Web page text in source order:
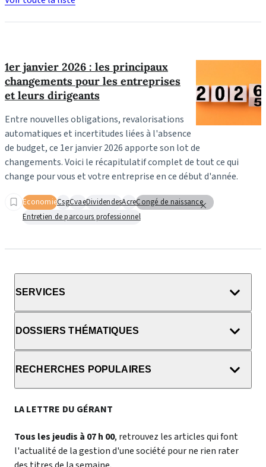
1er janvier 2026 : les principaux
changements pour les entreprises
et leurs dirigeants
Entre nouvelles obligations, revalorisations
automatiques et incertitudes liées à l'absence
de budget, ce 1er janvier 2026 apporte son lot de
changements.Voici le récapitulatif complet de tout ce qui
change pour vous et votre entreprise en ce début d'année.
EconomieCsgCvaeDividendesAcreCongé de naissance
Entretien de parcours professionnel
SERVICES
DOSSIERS THÉMATIQUES
RECHERCHES POPULAIRES
LA LETTRE DU GÉRANT
Tous les jeudis à 07 h 00, retrouvez les articles qui font
l'actualité de la gestion d'une société pour ne rien rater